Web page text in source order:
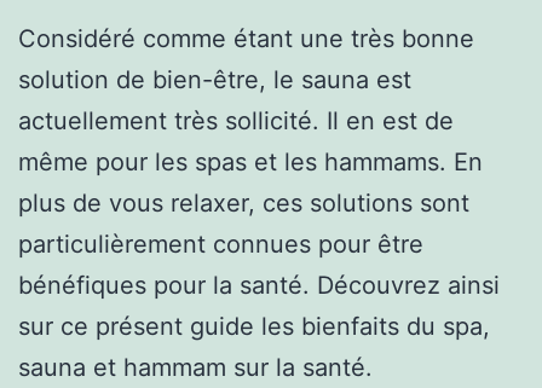
Considéré comme étant une très bonne
solution de bien-être, le sauna est
actuellement très sollicité. Il en est de
même pour les spas et les hammams. En
plus de vous relaxer, ces solutions sont
particulièrement connues pour être
bénéfiques pour la santé. Découvrez ainsi
sur ce présent guide les bienfaits du spa,
sauna et hammam sur la santé.